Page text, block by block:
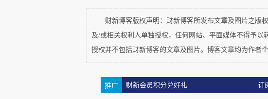
(公共性)沦丧和文明危机，但我们又不得不承认，
「盲人骑瞎马，夜半临深池」，想「邯郸学步」结果
合璧」结果却是「中(特权)西(资本)合弊」。
「受国之垢，是谓社稷主；受国不祥，是为天下王
财新博客版权声明：财新博客所发布文章及图片之版
及/或相关权利人单独授权，任何网站、平面媒体不得予
授权并不包括财新博客的文章及图片。博客文章均为作者
推广 财新会员积分兑好礼 订